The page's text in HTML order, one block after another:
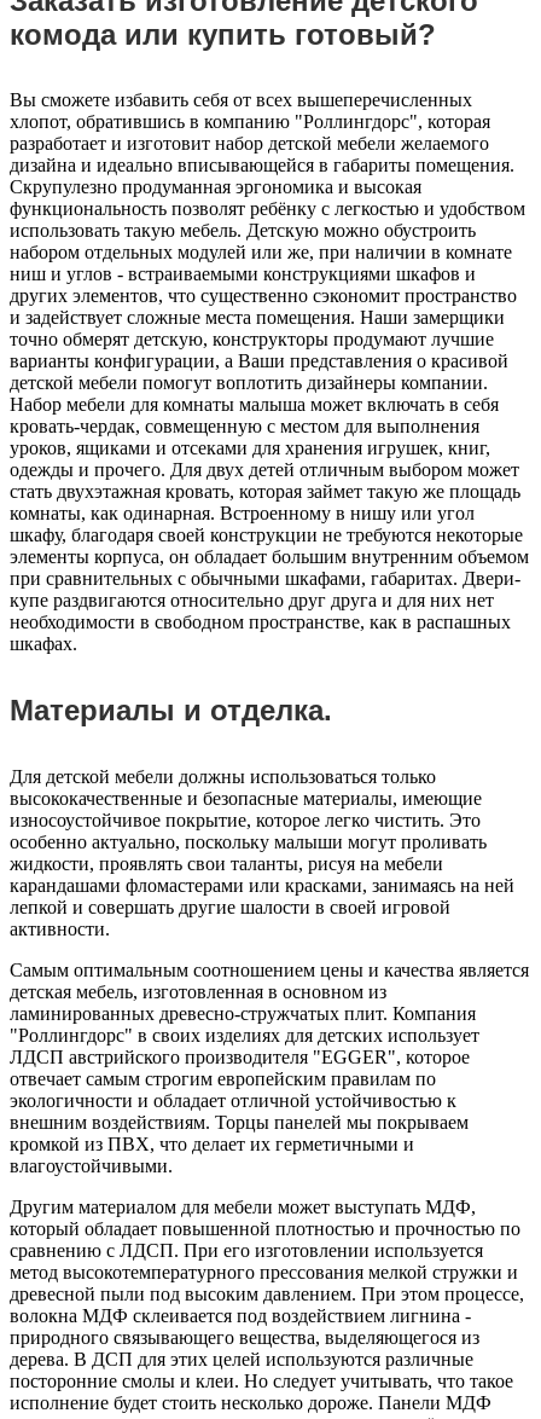
комода или купить готовый?
Вы сможете избавить себя от всех вышеперечисленных
хлопот, обратившись в компанию "Роллингдорс", которая
разработает и изготовит набор детской мебели желаемого
дизайна и идеально вписывающейся в габариты помещения.
Скрупулезно продуманная эргономика и высокая
функциональность позволят ребёнку с легкостью и удобством
использовать такую мебель. Детскую можно обустроить
набором отдельных модулей или же, при наличии в комнате
ниш и углов - встраиваемыми конструкциями шкафов и
других элементов, что существенно сэкономит пространство
и задействует сложные места помещения. Наши замерщики
точно обмерят детскую, конструкторы продумают лучшие
варианты конфигурации, а Ваши представления о красивой
детской мебели помогут воплотить дизайнеры компании.
Набор мебели для комнаты малыша может включать в себя
кровать-чердак, совмещенную с местом для выполнения
уроков, ящиками и отсеками для хранения игрушек, книг,
одежды и прочего. Для двух детей отличным выбором может
стать двухэтажная кровать, которая займет такую же площадь
комнаты, как одинарная. Встроенному в нишу или угол
шкафу, благодаря своей конструкции не требуются некоторые
элементы корпуса, он обладает большим внутренним объемом
при сравнительных с обычными шкафами, габаритах. Двери-
купе раздвигаются относительно друг друга и для них нет
необходимости в свободном пространстве, как в распашных
шкафах.
Материалы и отделка.
Для детской мебели должны использоваться только
высококачественные и безопасные материалы, имеющие
износоустойчивое покрытие, которое легко чистить. Это
особенно актуально, поскольку малыши могут проливать
жидкости, проявлять свои таланты, рисуя на мебели
карандашами фломастерами или красками, занимаясь на ней
лепкой и совершать другие шалости в своей игровой
активности.
Самым оптимальным соотношением цены и качества является
детская мебель, изготовленная в основном из
ламинированных древесно-стружчатых плит. Компания
"Роллингдорс" в своих изделиях для детских использует
ЛДСП австрийского производителя "EGGER", которое
отвечает самым строгим европейским правилам по
экологичности и обладает отличной устойчивостью к
внешним воздействиям. Торцы панелей мы покрываем
кромкой из ПВХ, что делает их герметичными и
влагоустойчивыми.
Другим материалом для мебели может выступать МДФ,
который обладает повышенной плотностью и прочностью по
сравнению с ЛДСП. При его изготовлении используется
метод высокотемпературного прессования мелкой стружки и
древесной пыли под высоким давлением. При этом процессе,
волокна МДФ склеивается под воздействием лигнина -
природного связывающего вещества, выделяющегося из
дерева. В ДСП для этих целей используются различные
посторонние смолы и клеи. Но следует учитывать, что такое
исполнение будет стоить несколько дороже. Панели МДФ